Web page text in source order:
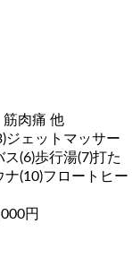
筋肉痛 他
ジェットマッサー
(6)歩行湯(7)打た
(10)フロートヒー
円